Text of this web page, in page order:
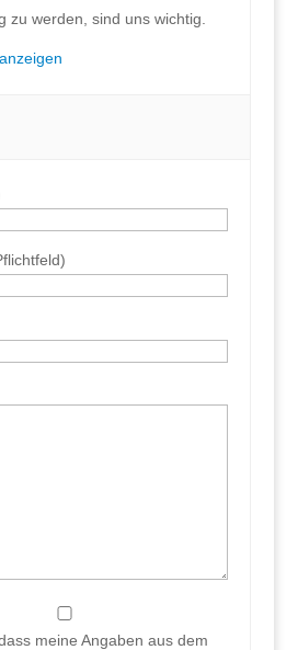
zu werden, sind uns wichtig.
meine Angaben aus dem